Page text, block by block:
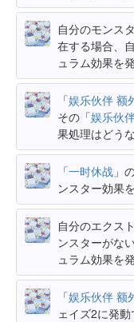
自分のモンス
在する場合、
ュラム効果を
「娱乐伙伴 额
その「娱乐伙
果処理はどう
「一时休战 」
ンスター効果
自分のエクス
ンスターがな
ュラム効果を
「娱乐伙伴 额
ェイズ2に発